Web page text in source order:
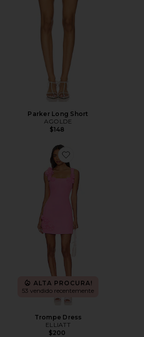
Parker Long Short
AGOLDE
$148
Favorite Trompe Dress
ALTA PROCURA!
53 vendido recentemente
Trompe Dress
ELLIATT
$200